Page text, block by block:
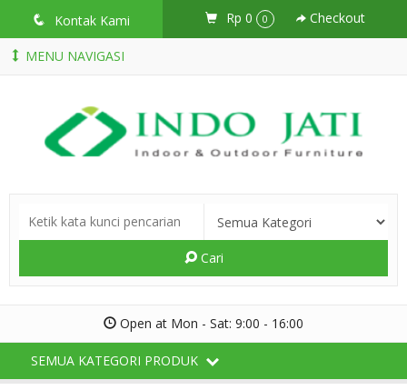
q Kontak Kami Rp 0 0 Checkout
MENU NAVIGASI
Cari
Open at Mon - Sat: 9:00 - 16:00
SEMUA KATEGORI PRODUK